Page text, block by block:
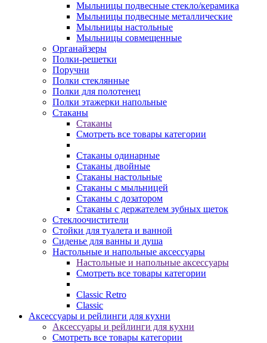
Мыльницы подвесные стекло/керамика
Мыльницы подвесные металлические
Мыльницы настольные
Мыльницы совмещенные
Органайзеры
Полки-решетки
Поручни
Полки стеклянные
Полки для полотенец
Полки этажерки напольные
Стаканы
Стаканы
Смотреть все товары категории
Стаканы одинарные
Стаканы двойные
Стаканы настольные
Стаканы с мыльницей
Стаканы с дозатором
Стаканы с держателем зубных щеток
Стеклоочистители
Стойки для туалета и ванной
Сиденье для ванны и душа
Настольные и напольные аксессуары
Настольные и напольные аксессуары
Смотреть все товары категории
Classic Retro
Classic
Аксессуары и рейлинги для кухни
Аксессуары и рейлинги для кухни
Смотреть все товары категории